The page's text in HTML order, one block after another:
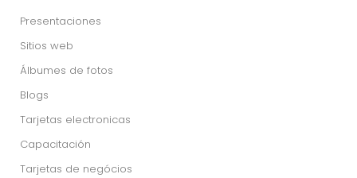
Presentaciones
Sitios web
Álbumes de fotos
Blogs
Tarjetas electronicas
Capacitación
Tarjetas de negócios